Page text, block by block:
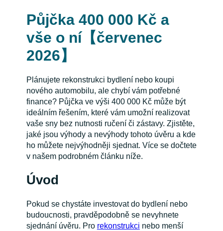
Půjčka 400 000 Kč a
vše o ní【červenec
2026】
Plánujete rekonstrukci bydlení nebo koupi
nového automobilu, ale chybí vám potřebné
finance? Půjčka ve výši 400 000 Kč může být
ideálním řešením, které vám umožní realizovat
vaše sny bez nutnosti ručení či zástavy. Zjistěte,
jaké jsou výhody a nevýhody tohoto úvěru a kde
ho můžete nejvýhodněji sjednat. Více se dočtete
v našem podrobném článku níže.
Úvod
Pokud se chystáte investovat do bydlení nebo
budoucnosti, pravděpodobně se nevyhnete
sjednání úvěru. Pro rekonstrukci nebo menší